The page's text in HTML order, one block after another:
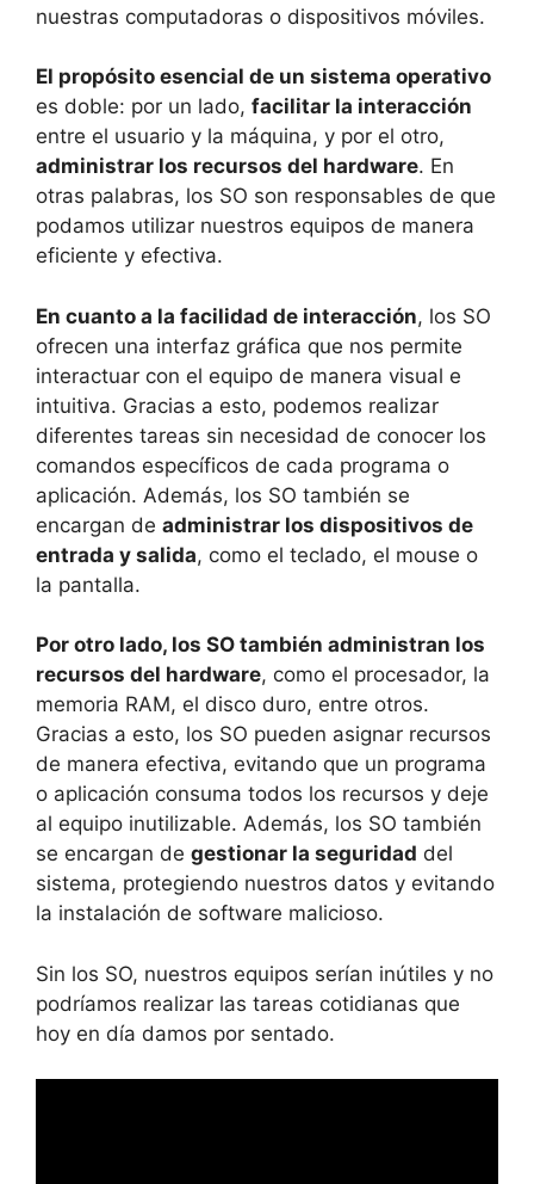
nuestras computadoras o dispositivos móviles.
El propósito esencial de un sistema operativo
es doble: por un lado, facilitar la interacción
entre el usuario y la máquina, y por el otro,
administrar los recursos del hardware. En
otras palabras, los SO son responsables de que
podamos utilizar nuestros equipos de manera
eficiente y efectiva.
En cuanto a la facilidad de interacción, los SO
ofrecen una interfaz gráfica que nos permite
interactuar con el equipo de manera visual e
intuitiva. Gracias a esto, podemos realizar
diferentes tareas sin necesidad de conocer los
comandos específicos de cada programa o
aplicación. Además, los SO también se
encargan de administrar los dispositivos de
entrada y salida, como el teclado, el mouse o
la pantalla.
Por otro lado, los SO también administran los
recursos del hardware, como el procesador, la
memoria RAM, el disco duro, entre otros.
Gracias a esto, los SO pueden asignar recursos
de manera efectiva, evitando que un programa
o aplicación consuma todos los recursos y deje
al equipo inutilizable. Además, los SO también
se encargan de gestionar la seguridad del
sistema, protegiendo nuestros datos y evitando
la instalación de software malicioso.
Sin los SO, nuestros equipos serían inútiles y no
podríamos realizar las tareas cotidianas que
hoy en día damos por sentado.